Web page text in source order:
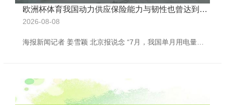
欧洲杯体育我国动力供应保险能力与韧性也曾达到较高水平-🔥ayx手机版登录(综合)官方网站入口/网页版/安卓/电脑版
2026-08-08
海报新闻记者 姜雪颖 北京报说念 “7月，我国单月用电量初度打破1万亿千瓦时大关，这1万亿什么观念呢？尽头于日本全年的用电量总额。” 8月26日，国度发展改进委党构成员、国度动力局局长王宏志在国新办发布会上先容了上述情况，他暗示，刚刚昔日的“七下八上”，宇宙阅历了大限度高温、暴雨洪涝和台风等极点当然天气，同期我国经济合手续回升向好，对动力保供建议更高条款。咫尺迎峰度夏基本遗弃，我国电力供应安妥有序，不错说，动力保险“嘱咐了峰、兜住了底”。 王宏志暗示，总体看，我国动力供应保险能力与韧性也曾达到